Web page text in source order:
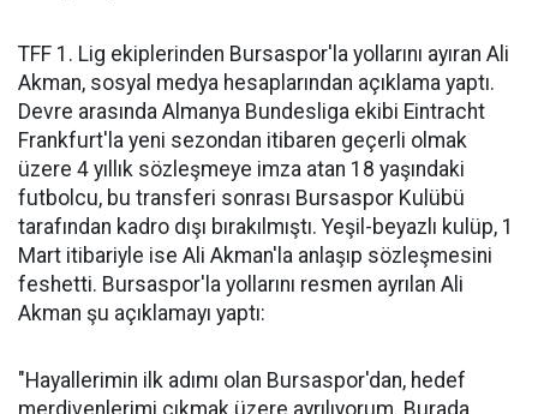
TFF 1. Lig ekiplerinden Bursaspor'la yollarını ayıran Ali
Akman, sosyal medya hesaplarından açıklama yaptı.
Devre arasında Almanya Bundesliga ekibi Eintracht
Frankfurt'la yeni sezondan itibaren geçerli olmak
üzere 4 yıllık sözleşmeye imza atan 18 yaşındaki
futbolcu, bu transferi sonrası Bursaspor Kulübü
tarafından kadro dışı bırakılmıştı. Yeşil-beyazlı kulüp, 1
Mart itibariyle ise Ali Akman'la anlaşıp sözleşmesini
feshetti. Bursaspor'la yollarını resmen ayrılan Ali
Akman şu açıklamayı yaptı:
"Hayallerimin ilk adımı olan Bursaspor'dan, hedef
merdivenlerimi çıkmak üzere ayrılıyorum. Burada